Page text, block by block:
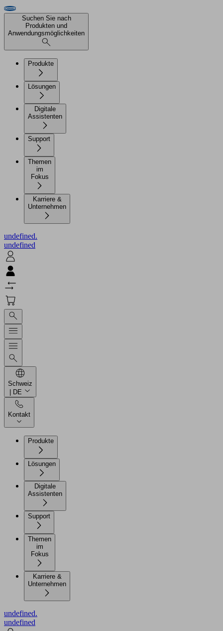
Suchen Sie nach
Produkten und
Anwendungsmöglichkeiten
Produkte
Lösungen
Digitale
Assistenten
Support
Themen
im
Karriere &
Unternehmen
undefined.
undefined
Schweiz
| DE
Kontakt
Produkte
Lösungen
Digitale
Assistenten
Support
Themen
im
Karriere &
Unternehmen
undefined.
undefined